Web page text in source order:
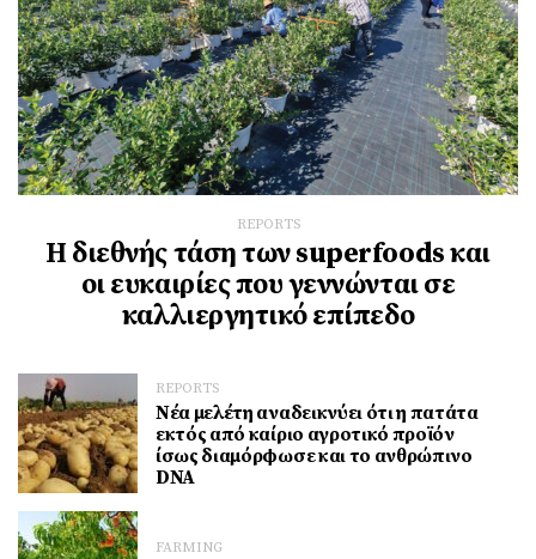
REPORTS
Η διεθνής τάση των superfoods και
οι ευκαιρίες που γεννώνται σε
καλλιεργητικό επίπεδο
REPORTS
Νέα μελέτη αναδεικνύει ότι η πατάτα
εκτός από καίριο αγροτικό προϊόν
ίσως διαμόρφωσε και το ανθρώπινο
DNA
FARMING